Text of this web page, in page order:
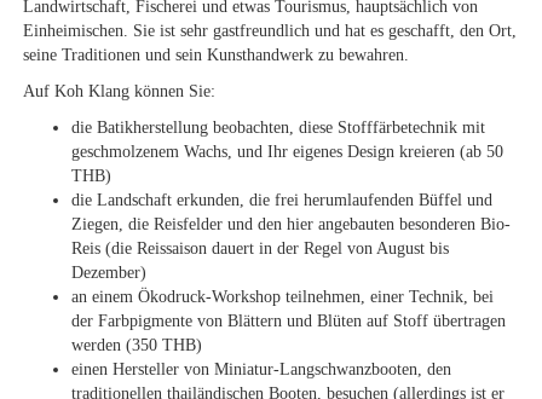
Landwirtschaft, Fischerei und etwas Tourismus, hauptsächlich von
Einheimischen. Sie ist sehr gastfreundlich und hat es geschafft, den Ort,
seine Traditionen und sein Kunsthandwerk zu bewahren.
Auf Koh Klang können Sie:
die Batikherstellung beobachten, diese Stofffärbetechnik mit
geschmolzenem Wachs, und Ihr eigenes Design kreieren (ab 50
THB)
die Landschaft erkunden, die frei herumlaufenden Büffel und
Ziegen, die Reisfelder und den hier angebauten besonderen Bio-
Reis (die Reissaison dauert in der Regel von August bis
Dezember)
an einem Ökodruck-Workshop teilnehmen, einer Technik, bei
der Farbpigmente von Blättern und Blüten auf Stoff übertragen
werden (350 THB)
einen Hersteller von Miniatur-Langschwanzbooten, den
traditionellen thailändischen Booten, besuchen (allerdings ist er